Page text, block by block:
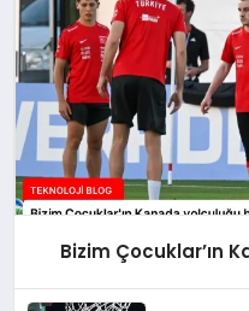
Bizim Çocuklar’ın